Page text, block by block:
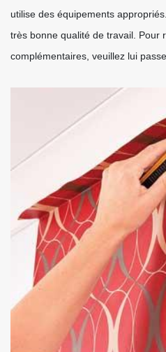
utilise des équipements
très bonne qualité de travail. Pour
complémentaires, veuillez lui